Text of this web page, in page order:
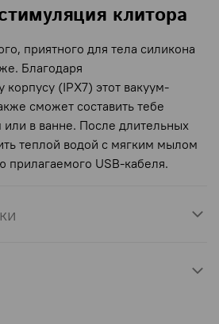
клитора
приятного для тела силикона
Благодаря
(IPX7) этот вакуум-
сможет составить тебе
в ванне. После длительных
теплой водой с мягким мылом
прилагаемого USB-кабеля.